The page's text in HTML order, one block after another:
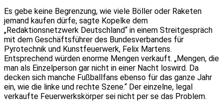
Es gebe keine Begrenzung, wie viele Böller oder Raketen
jemand kaufen dürfe, sagte Kopelke dem
„Redaktionsnetzwerk Deutschland“ in einem Streitgespräch
mit dem Geschäftsführer des Bundesverbandes für
Pyrotechnik und Kunstfeuerwerk, Felix Martens.
Entsprechend würden enorme Mengen verkauft. „Mengen, die
man als Einzelperson gar nicht in einer Nacht loswird. Da
decken sich manche Fußballfans ebenso für das ganze Jahr
ein, wie die linke und rechte Szene.“ Der einzelne, legal
verkaufte Feuerwerkskörper sei nicht per se das Problem.